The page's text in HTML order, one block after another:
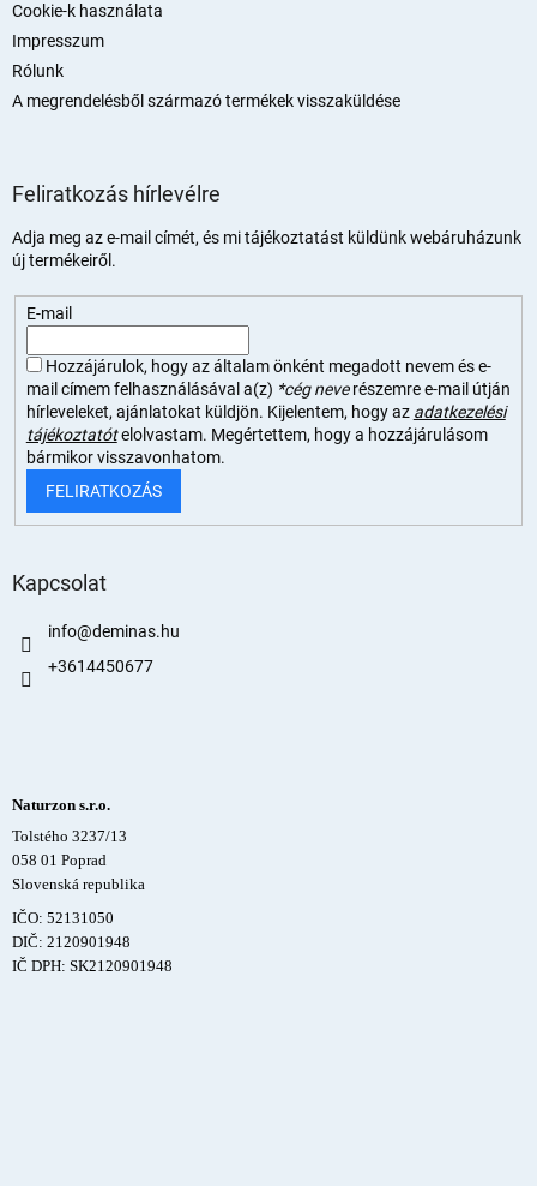
Cookie-k használata
Impresszum
Rólunk
A megrendelésből származó termékek visszaküldése
Feliratkozás hírlevélre
Adja meg az e-mail címét, és mi tájékoztatást küldünk webáruházunk
új termékeiről.
E-mail
Hozzájárulok, hogy az általam önként megadott nevem és e-
mail címem felhasználásával a(z) *cég neverészemre e-mail útján
hírleveleket, ajánlatokat küldjön. Kijelentem, hogy az adatkezelési
tájékoztatót elolvastam. Megértettem, hogy a hozzájárulásom
bármikor visszavonhatom.
FELIRATKOZÁS
Kapcsolat
info@deminas.hu
+3614450677
Naturzon s.r.o.
Tolstého 3237/13
058 01 Poprad
Slovenská republika
IČO: 52131050
DIČ: 2120901948
IČ DPH: SK2120901948